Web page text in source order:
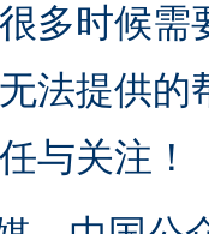
多时候
法提供
与关注！